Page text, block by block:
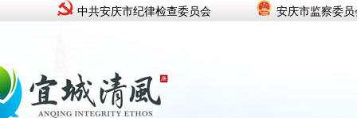
中共安庆市纪律检查委员会 安庆市监察委